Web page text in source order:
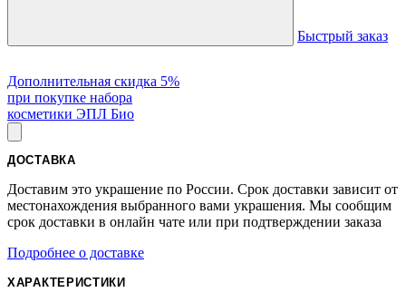
Быстрый заказ
Дополнительная скидка 5%
при покупке набора
косметики ЭПЛ Био
ДОСТАВКА
Доставим это украшение по России. Срок доставки зависит от
местонахождения выбранного вами украшения. Мы сообщим
срок доставки в онлайн чате или при подтверждении заказа
Подробнее о доставке
ХАРАКТЕРИСТИКИ